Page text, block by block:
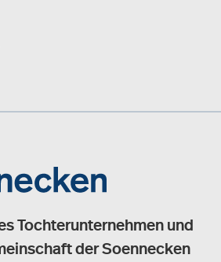
Tochterunternehmen und
der Soennecken